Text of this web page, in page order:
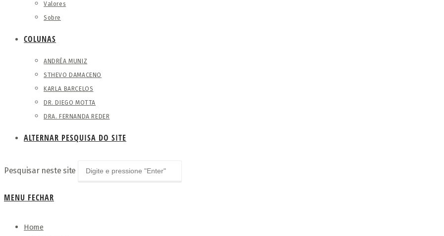
Valores
Sobre
COLUNAS
ANDRÉA MUNIZ
STHEVO DAMACENO
KARLA BARCELOS
DR. DIEGO MOTTA
DRA. FERNANDA REDER
ALTERNAR PESQUISA DO SITE
Pesquisar neste site
MENU FECHAR
Home